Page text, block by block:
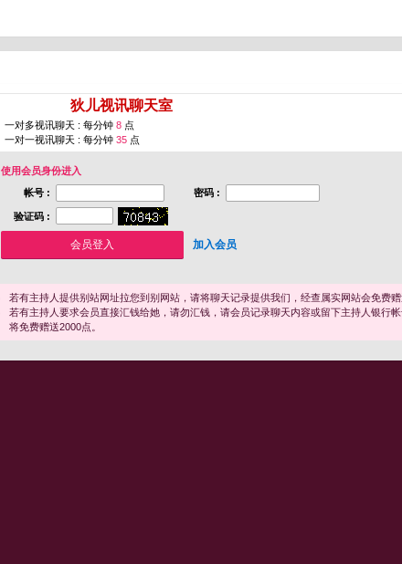
狄儿视讯聊天室
一对多视讯聊天 : 每分钟 8 点
一对一视讯聊天 : 每分钟 35 点
使用会员身份进入
帐号 :
密码 :
验证码 :
加入会员
若有主持人提供别站网址拉您到别网站，请将聊天记录提供我们，经查属实网站会免费赠
若有主持人要求会员直接汇钱给她，请勿汇钱，请会员记录聊天内容或留下主持人银行
将免费赠送2000点。